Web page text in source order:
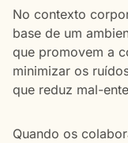
No contexto
base de um
que promovem a
minimizar os
que reduz mal-
Quando os